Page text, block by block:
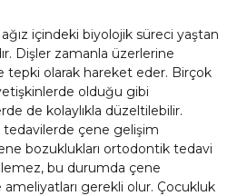
içindeki biyolojik süreci yaştan
Dişler zamanla üzerlerine
tepki olarak hareket eder. Birçok
olduğu gibi
de kolaylıkla düzeltilebilir.
tedavilerde çene gelişim
bozuklukları ortodontik tedavi
bu durumda çene
ameliyatları gerekli olur. Çocukluk